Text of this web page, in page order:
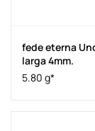
fede eterna
larga 4mm.
5.80 g*